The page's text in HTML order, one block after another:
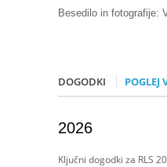
Besedilo in fotografije:
DOGODKI POGLEJ
2026
Ključni dogodki za RLS